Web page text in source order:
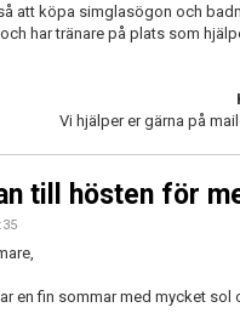
att köpa simglasögon och
har tränare på plats som
Vi hjälper er gärna på
till hösten för
en fin sommar med mycket sol